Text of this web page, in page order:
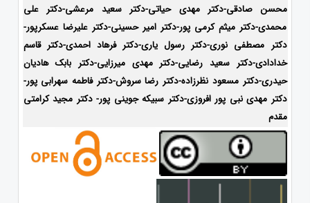
محسن صادقی-دکتر مهدی حیاتی-دکتر سعید مرعشی-دکتر علی
محمدی-دکتر میثم کرمی پور-دکتر امیر حسینی-دکتر علیرضا عسکرپور-
دکتر مصطفی نوری-دکتر رسول یاری-دکتر فرهاد احمدی-دکتر قاسم
خدادادی-دکتر سعید رضایی-دکتر مهدی میرزایی-دکتر بابک هادیان
حیدری-دکتر مسعود نظرزاده-دکتر رضا سروش-دکتر فاطمه سهرابی پور-
دکتر مهدی نبی پور افروزی-دکتر سبیکه جوینی پور- دکتر مجید کرامتی
مقدم